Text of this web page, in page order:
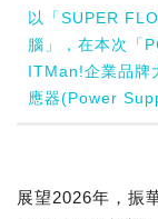
以「SUPER
腦」，在本次「
ITMan!企業品牌
應器(Power
展望2026年，振